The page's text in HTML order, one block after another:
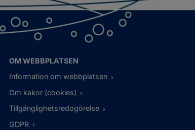
OM WEBBPLATSEN
Information om webbplatsen
Om kakor (cookies)
Tillgänglighetsredogörelse
GDPR